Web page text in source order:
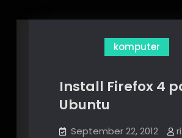
komputer
Install Firefox 4
Ubuntu
September 22, 2012